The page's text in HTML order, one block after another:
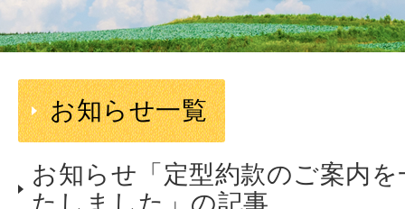
お知らせ一覧
お知らせ「定型約款のご案内
たしました」の記事